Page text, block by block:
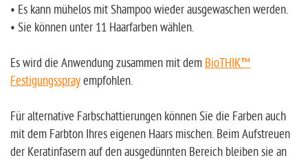
• Es kann mühelos mit Shampoo wieder ausgewaschen werden.
• Sie können unter 11 Haarfarben wählen.
Es wird die Anwendung zusammen mit dem BioTHIK™
Festigungssprayempfohlen.
Für alternative Farbschattierungen können Sie die Farben auch
mit dem Farbton Ihres eigenen Haars mischen. Beim Aufstreuen
der Keratinfasern auf den ausgedünnten Bereich bleiben sie an